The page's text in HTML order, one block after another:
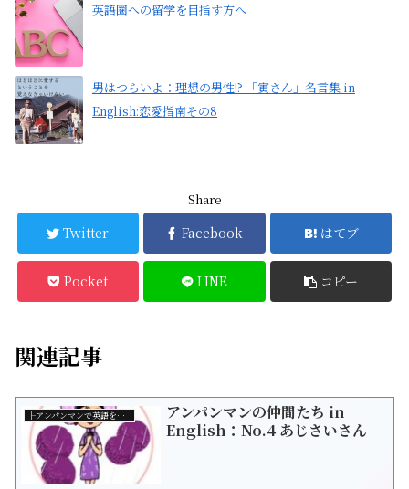
英語圏への留学を目指す方へ
男はつらいよ：理想の男性!? 「寅さん」名言集 in
English:恋愛指南その8
Share
Twitter Facebook はてブ
Pocket LINE コピー
関連記事
├アンパンマンで英語を学ぼう！
アンパンマンの仲間たち in
English：No.4 あじさいさん